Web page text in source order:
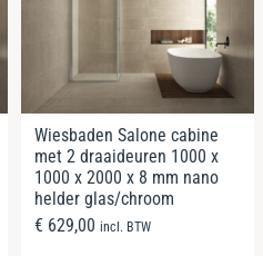
Wiesbaden Salone cabine
met 2 draaideuren 1000 x
1000 x 2000 x 8 mm nano
helder glas/chroom
€ 629,00 incl. BTW